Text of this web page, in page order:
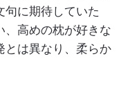
句に期待していた
、高めの枕が好きな
とは異なり、柔らか